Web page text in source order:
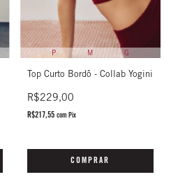
P M G
Top Curto Bordô - Collab Yogini
R$229,00
R$217,55 com Pix
COMPRAR